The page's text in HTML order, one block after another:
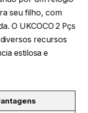
seu filho, com
O UKCOCO 2 Pçs
recursos
estilosa e